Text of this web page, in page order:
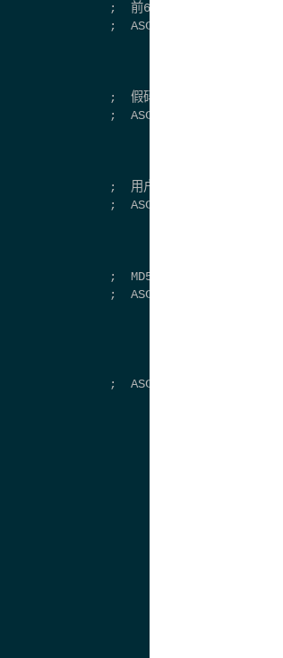
;  前6位假码
;  ASCII "KY"
;  假码
;  ASCII "UK"
;  用户名
;  ASCII "UN"
;  MD5值
;  ASCII "ES"
;  ASCII "DS"